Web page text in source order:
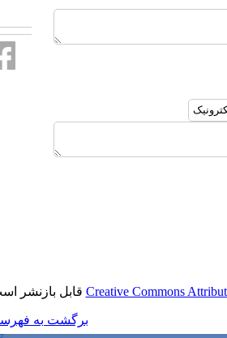
Creative Commons قابل بازنشر
برگشت به